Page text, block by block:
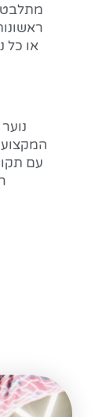
או כל
עם